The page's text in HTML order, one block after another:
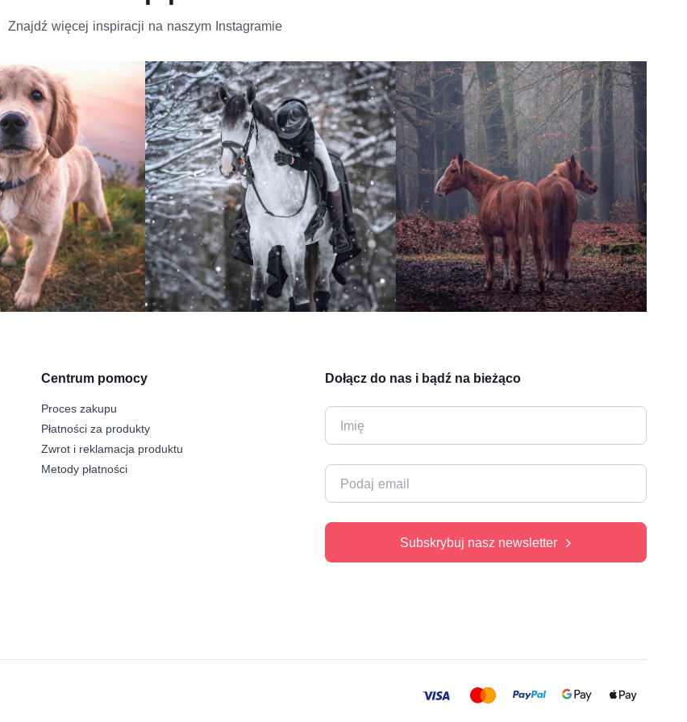
Znajdź więcej inspiracji na naszym Instagramie
Centrum pomocy
Proces zakupu
Płatności za produkty
Zwrot i reklamacja produktu
Metody płatności
Dołącz do nas i bądź na bieżąco
Subskrybuj nasz newsletter